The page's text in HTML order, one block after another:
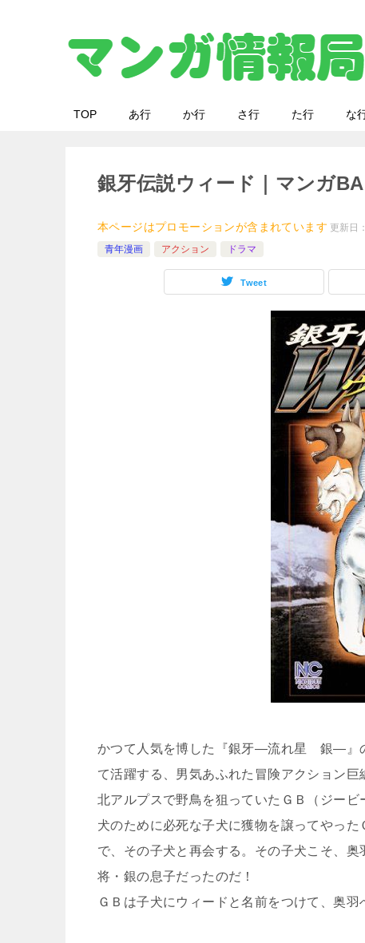
TOP あ行 か行 さ行 た行 な
銀牙伝説ウィード｜マンガ
本ページはプロモーションが含まれています 更新日
青年漫画
アクション ドラマ
Tweet
かつて人気を博した『銀牙―流れ星 銀―』
て活躍する、男気あふれた冒険アクション巨
北アルプスで野鳥を狙っていたＧＢ（ジー
犬のために必死な子犬に獲物を譲ってやっ
で、その子犬と再会する。その子犬こそ、
将・銀の息子だったのだ！
ＧＢは子犬にウィードと名前をつけて、奥